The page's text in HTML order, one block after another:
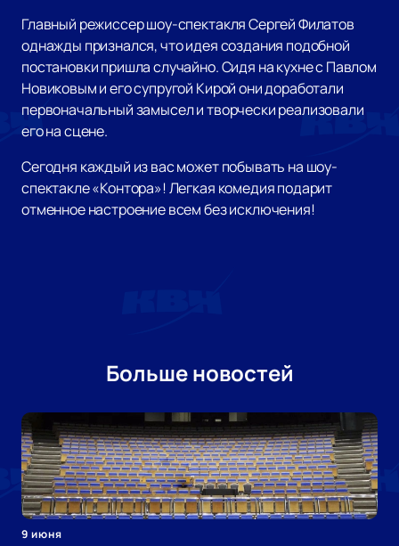
Главный режиссер шоу-спектакля Сергей Филатов
однажды признался, что идея создания подобной
постановки пришла случайно. Сидя на кухне с Павлом
Новиковым и его супругой Кирой они доработали
первоначальный замысел и творчески реализовали
его на сцене.
Сегодня каждый из вас может побывать на шоу-
спектакле «Контора»! Легкая комедия подарит
отменное настроение всем без исключения!
Больше новостей
9 июня